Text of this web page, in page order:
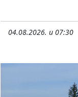
04.08.2026. u 07:30